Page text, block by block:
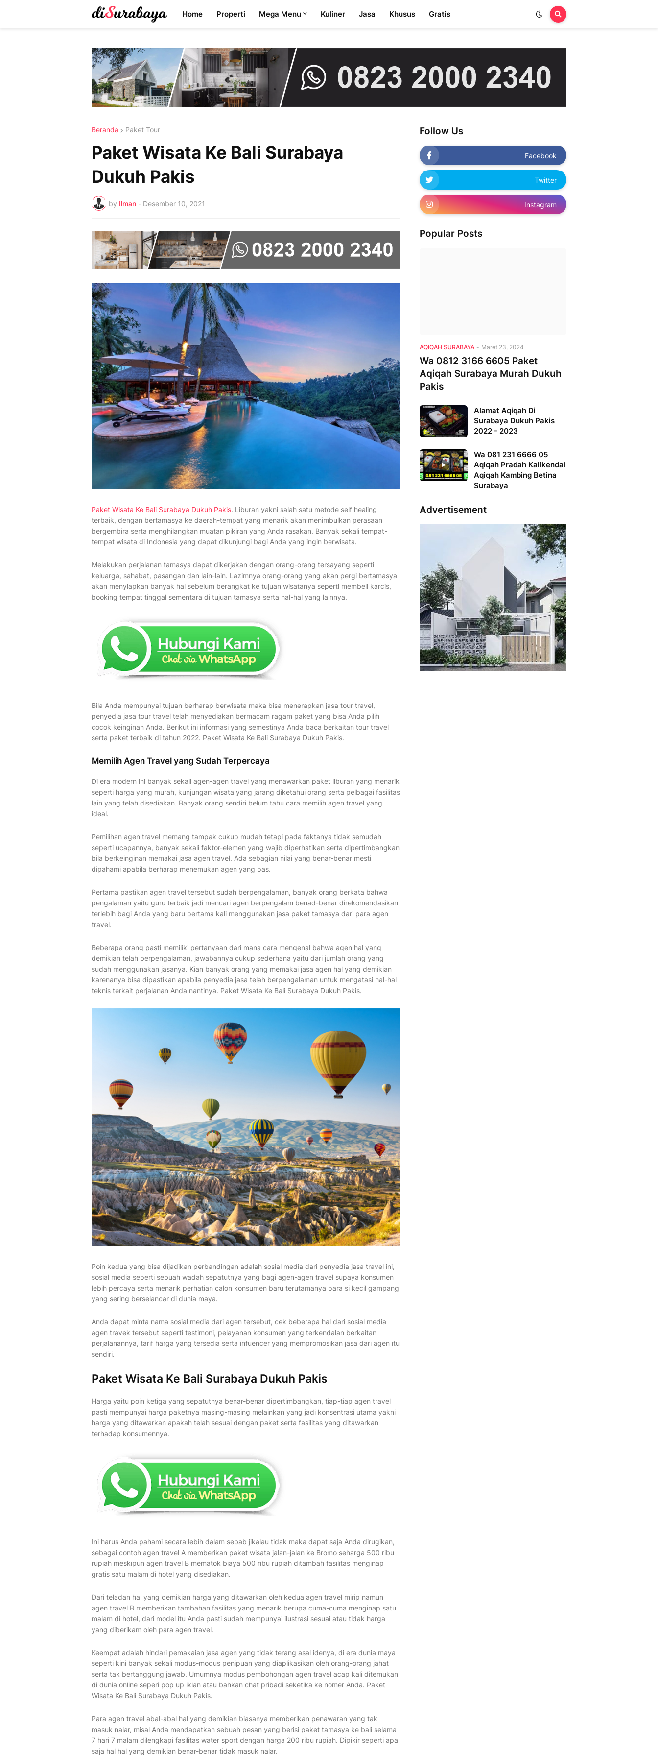
Home Properti Mega Menu Kuliner Jasa Khusus Gratis
Beranda Paket Tour
Paket Wisata Ke Bali Surabaya
Dukuh Pakis
by Ilman - Desember 10, 2021
Paket Wisata Ke Bali Surabaya Dukuh Pakis. Liburan yakni salah satu metode self healing
terbaik, dengan bertamasya ke daerah-tempat yang menarik akan menimbulkan perasaan
bergembira serta menghilangkan muatan pikiran yang Anda rasakan. Banyak sekali tempat-
tempat wisata di Indonesia yang dapat dikunjungi bagi Anda yang ingin berwisata.
Melakukan perjalanan tamasya dapat dikerjakan dengan orang-orang tersayang seperti
keluarga, sahabat, pasangan dan lain-lain. Lazimnya orang-orang yang akan pergi bertamasya
akan menyiapkan banyak hal sebelum berangkat ke tujuan wisatanya seperti membeli karcis,
booking tempat tinggal sementara di tujuan tamasya serta hal-hal yang lainnya.
Bila Anda mempunyai tujuan berharap berwisata maka bisa menerapkan jasa tour travel,
penyedia jasa tour travel telah menyediakan bermacam ragam paket yang bisa Anda pilih
cocok keinginan Anda. Berikut ini informasi yang semestinya Anda baca berkaitan tour travel
serta paket terbaik di tahun 2022. Paket Wisata Ke Bali Surabaya Dukuh Pakis.
Memilih Agen Travel yang Sudah Terpercaya
Di era modern ini banyak sekali agen-agen travel yang menawarkan paket liburan yang menarik
seperti harga yang murah, kunjungan wisata yang jarang diketahui orang serta pelbagai fasilitas
lain yang telah disediakan. Banyak orang sendiri belum tahu cara memilih agen travel yang
ideal.
Pemilihan agen travel memang tampak cukup mudah tetapi pada faktanya tidak semudah
seperti ucapannya, banyak sekali faktor-elemen yang wajib diperhatikan serta dipertimbangkan
bila berkeinginan memakai jasa agen travel. Ada sebagian nilai yang benar-benar mesti
dipahami apabila berharap menemukan agen yang pas.
Pertama pastikan agen travel tersebut sudah berpengalaman, banyak orang berkata bahwa
pengalaman yaitu guru terbaik jadi mencari agen berpengalam benad-benar direkomendasikan
terlebih bagi Anda yang baru pertama kali menggunakan jasa paket tamasya dari para agen
travel.
Beberapa orang pasti memiliki pertanyaan dari mana cara mengenal bahwa agen hal yang
demikian telah berpengalaman, jawabannya cukup sederhana yaitu dari jumlah orang yang
sudah menggunakan jasanya. Kian banyak orang yang memakai jasa agen hal yang demikian
karenanya bisa dipastikan apabila penyedia jasa telah berpengalaman untuk mengatasi hal-hal
teknis terkait perjalanan Anda nantinya. Paket Wisata Ke Bali Surabaya Dukuh Pakis.
Poin kedua yang bisa dijadikan perbandingan adalah sosial media dari penyedia jasa travel ini,
sosial media seperti sebuah wadah sepatutnya yang bagi agen-agen travel supaya konsumen
lebih percaya serta menarik perhatian calon konsumen baru terutamanya para si kecil gampang
yang sering berselancar di dunia maya.
Anda dapat minta nama sosial media dari agen tersebut, cek beberapa hal dari sosial media
agen travek tersebut seperti testimoni, pelayanan konsumen yang terkendalan berkaitan
perjalanannya, tarif harga yang tersedia serta infuencer yang mempromosikan jasa dari agen itu
sendiri.
Paket Wisata Ke Bali Surabaya Dukuh Pakis
Harga yaitu poin ketiga yang sepatutnya benar-benar dipertimbangkan, tiap-tiap agen travel
pasti mempunyai harga paketnya masing-masing melainkan yang jadi konsentrasi utama yakni
harga yang ditawarkan apakah telah sesuai dengan paket serta fasilitas yang ditawarkan
terhadap konsumennya.
Ini harus Anda pahami secara lebih dalam sebab jikalau tidak maka dapat saja Anda dirugikan,
sebagai contoh agen travel A memberikan paket wisata jalan-jalan ke Bromo seharga 500 ribu
rupiah meskipun agen travel B mematok biaya 500 ribu rupiah ditambah fasilitas menginap
gratis satu malam di hotel yang disediakan.
Dari teladan hal yang demikian harga yang ditawarkan oleh kedua agen travel mirip namun
agen travel B memberikan tambahan fasilitas yang menarik berupa cuma-cuma menginap satu
malam di hotel, dari model itu Anda pasti sudah mempunyai ilustrasi sesuai atau tidak harga
yang diberikam oleh para agen travel.
Keempat adalah hindari pemakaian jasa agen yang tidak terang asal idenya, di era dunia maya
seperti kini banyak sekali modus-modus penipuan yang diaplikasikan oleh orang-orang jahat
serta tak bertanggung jawab. Umumnya modus pembohongan agen travel acap kali ditemukan
di dunia online seperi pop up iklan atau bahkan chat pribadi seketika ke nomer Anda. Paket
Wisata Ke Bali Surabaya Dukuh Pakis.
Para agen travel abal-abal hal yang demikian biasanya memberikan penawaran yang tak
masuk nalar, misal Anda mendapatkan sebuah pesan yang berisi paket tamasya ke bali selama
7 hari 7 malam dilengkapi fasilitas water sport dengan harga 200 ribu rupiah. Dipikir seperti apa
saja hal hal yang demikian benar-benar tidak masuk nalar.
Follow Us
Facebook
Twitter
Instagram
Popular Posts
AQIQAH SURABAYA - Maret 23, 2024
Wa 0812 3166 6605 Paket
Aqiqah Surabaya Murah Dukuh
Pakis
Alamat Aqiqah Di
Surabaya Dukuh Pakis
2022 - 2023
Wa 081 231 6666 05
Aqiqah Pradah Kalikendal
Aqiqah Kambing Betina
Surabaya
Advertisement